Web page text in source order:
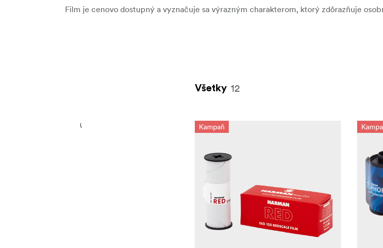
Film je cenovo dostupný a vyznačuje sa výrazným charakterom, ktorý zdôrazňuje
Všetky 12
Kampaň